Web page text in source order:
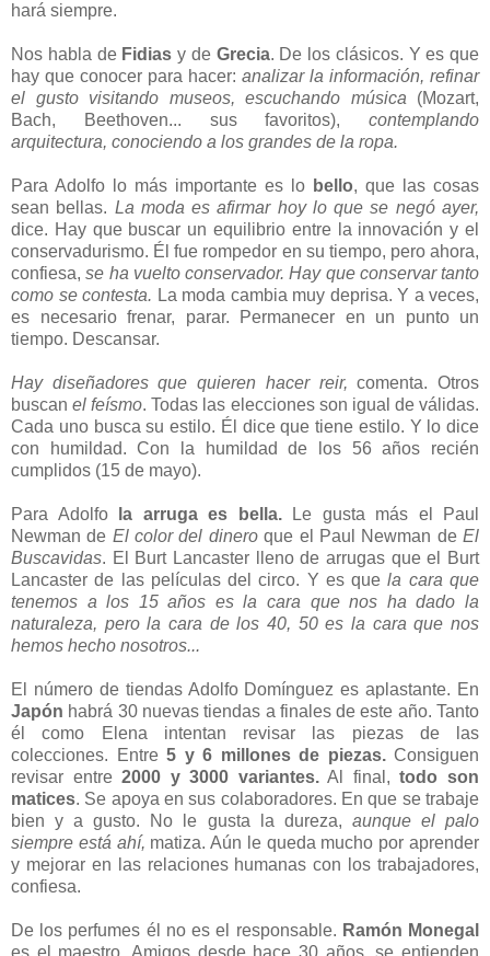
hará siempre.
Nos habla de Fidias y de Grecia. De los clásicos. Y es que
hay que conocer para hacer: analizar la información, refinar
el gusto visitando museos, escuchando música (Mozart,
Bach, Beethoven... sus favoritos), contemplando
arquitectura, conociendo a los grandes de la ropa.
Para Adolfo lo más importante es lo bello, que las cosas
sean bellas. La moda es afirmar hoy lo que se negó ayer,
dice. Hay que buscar un equilibrio entre la innovación y el
conservadurismo. Él fue rompedor en su tiempo, pero ahora,
confiesa,se ha vuelto conservador. Hay que conservar tanto
como se contesta. La moda cambia muy deprisa. Y a veces,
es necesario frenar, parar. Permanecer en un punto un
tiempo. Descansar.
Hay diseñadores que quieren hacer reir, comenta. Otros
buscanel feísmo. Todas las elecciones son igual de válidas.
Cada uno busca su estilo. Él dice que tiene estilo. Y lo dice
con humildad. Con la humildad de los 56 años recién
cumplidos (15 de mayo).
Para Adolfo la arruga es bella.Le gusta más el Paul
Newman de El color del dineroque el Paul Newman deEl
Buscavidas. El Burt Lancaster lleno de arrugas que el Burt
Lancaster de las películas del circo. Y es quela cara que
tenemos a los 15 años es la cara que nos ha dado la
naturaleza, pero la cara de los 40, 50 es la cara que nos
hemos hecho nosotros...
El número de tiendas Adolfo Domínguez es aplastante. En
Japón habrá 30 nuevas tiendas a finales de este año. Tanto
él como Elena intentan revisar las piezas de las
colecciones. Entre 5 y 6 millones de piezas.Consiguen
revisar entre2000 y 3000 variantes.Al final,todo son
matices. Se apoya en sus colaboradores. En que se trabaje
bien y a gusto. No le gusta la dureza, aunque el palo
siempre está ahí, matiza. Aún le queda mucho por aprender
y mejorar en las relaciones humanas con los trabajadores,
confiesa.
De los perfumes él no es el responsable. Ramón Monegal